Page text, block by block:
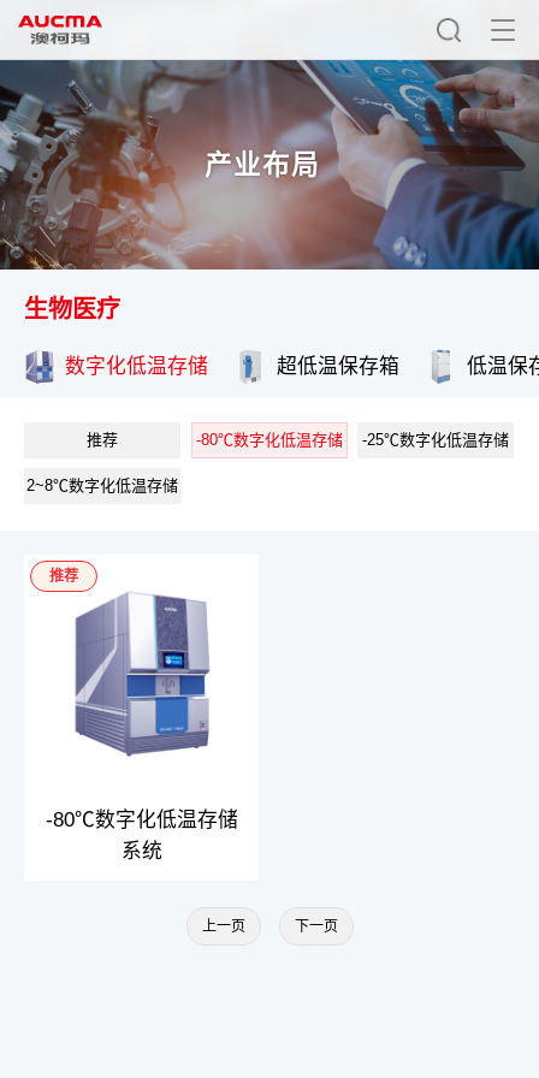
产业布局
生物医疗
数字化低温存储 超低温保存箱 低温保
推荐 -80℃数字化低温存储 -25℃数字化低温存储
2~8℃数字化低温存储
-80℃数字化低温存储
系统
推荐
上一页 下一页